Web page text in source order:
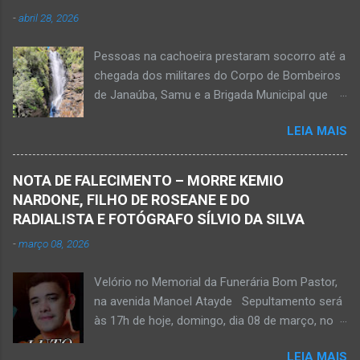
para o hospital na cidade de Monte Azul. Essa
do Suporte Aéreo Avançado de Vida (SAAV)
para unidade hospi...
-abril 28, 2026
Pessoas na cachoeira prestaram socorro até a
chegada dos militares do Corpo de Bombeiros
de Janaúba, Samu e a Brigada Municipal que
resistiu e foi a óbito Foto álbum pessoal Kauan
Pereira Alves publicou em sua rede social a
foto em que apreciava a Cachoeira Maria Rosa,
em Mato Verde, pouco tempo antes de se
afogar e depois vir a óbito nesta terça-feira, dia
socorrem estudante que se afogou em
cachoeira em Mato Verde nesta terça-feira, dia
28 de abril de 2026. Adolescente não resistiu e
LEIA MAIS
NOTA DE FALECIMENTO – MORRE KEMIO
NARDONE, FILHO DE ROSEANE E DO
RADIALISTA E FOTÓGRAFO SÍLVIO DA SILVA
-março 08, 2026
Velório no Memorial da Funerária Bom Pastor,
na avenida Manoel Atayde Sepultamento será
às 17h de hoje, domingo, dia 08 de março, no
LEIA MAIS